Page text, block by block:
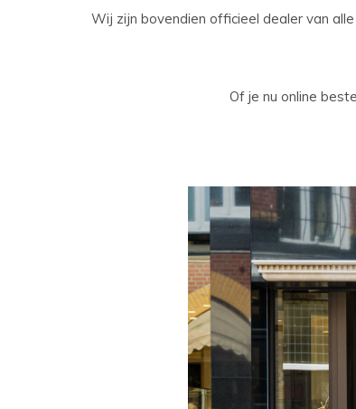
Wij zijn bovendien officieel dealer van
Of je nu online